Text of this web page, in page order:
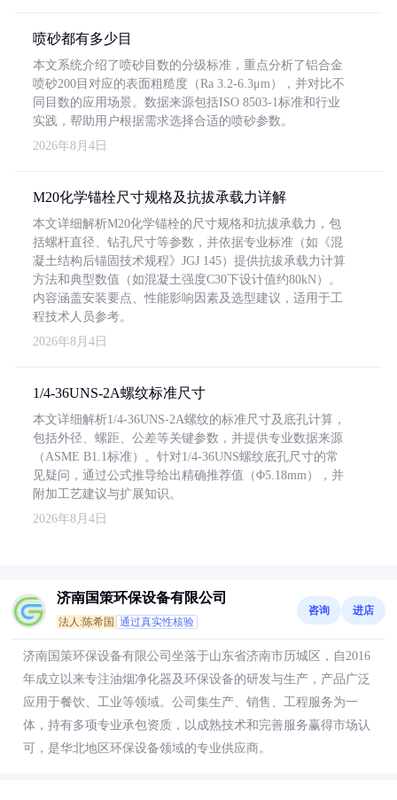
喷砂都有多少目
本文系统介绍了喷砂目数的分级标准，重点分析了铝合金
喷砂200目对应的表面粗糙度（Ra 3.2-6.3μm），并对比不
同目数的应用场景。数据来源包括ISO 8503-1标准和行业
实践，帮助用户根据需求选择合适的喷砂参数。
2026年8月4日
M20化学锚栓尺寸规格及抗拔承载力详解
本文详细解析M20化学锚栓的尺寸规格和抗拔承载力，包
括螺杆直径、钻孔尺寸等参数，并依据专业标准（如《混
凝土结构后锚固技术规程》JGJ 145）提供抗拔承载力计算
方法和典型数值（如混凝土强度C30下设计值约80kN）。
内容涵盖安装要点、性能影响因素及选型建议，适用于工
程技术人员参考。
2026年8月4日
1/4-36UNS-2A螺纹标准尺寸
本文详细解析1/4-36UNS-2A螺纹的标准尺寸及底孔计算，
包括外径、螺距、公差等关键参数，并提供专业数据来源
（ASME B1.1标准）。针对1/4-36UNS螺纹底孔尺寸的常
见疑问，通过公式推导给出精确推荐值（Φ5.18mm），并
附加工艺建议与扩展知识。
2026年8月4日
济南国策环保设备有限公司
法人:陈希国 通过真实性核验
咨询 进店
济南国策环保设备有限公司坐落于山东省济南市历城区，自2016
年成立以来专注油烟净化器及环保设备的研发与生产，产品广泛
应用于餐饮、工业等领域。公司集生产、销售、工程服务为一
体，持有多项专业承包资质，以成熟技术和完善服务赢得市场认
可，是华北地区环保设备领域的专业供应商。